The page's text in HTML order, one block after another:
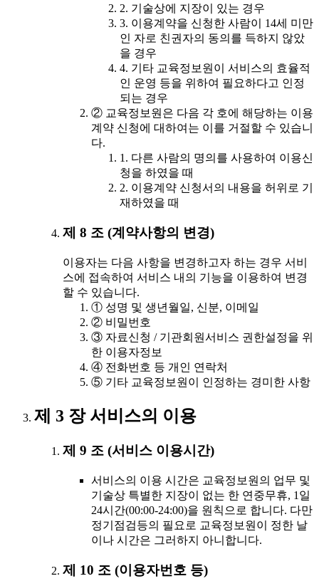
2. 기술상에 지장이 있는 경우
3. 이용계약을 신청한 사람이 14세 미만
인 자로 친권자의 동의를 득하지 않았
을 경우
4. 기타 교육정보원이 서비스의 효율적
인 운영 등을 위하여 필요하다고 인정
되는 경우
② 교육정보원은 다음 각 호에 해당하는 이용
계약 신청에 대하여는 이를 거절할 수 있습니
다.
1. 다른 사람의 명의를 사용하여 이용신
청을 하였을 때
2. 이용계약 신청서의 내용을 허위로 기
재하였을 때
제 8 조 (계약사항의 변경)
이용자는 다음 사항을 변경하고자 하는 경우 서비
스에 접속하여 서비스 내의 기능을 이용하여 변경
할 수 있습니다.
① 성명 및 생년월일, 신분, 이메일
② 비밀번호
③ 자료신청 / 기관회원서비스 권한설정을 위
한 이용자정보
④ 전화번호 등 개인 연락처
⑤ 기타 교육정보원이 인정하는 경미한 사항
제 3 장 서비스의 이용
제 9 조 (서비스 이용시간)
서비스의 이용 시간은 교육정보원의 업무 및
기술상 특별한 지장이 없는 한 연중무휴, 1일
24시간(00:00-24:00)을 원칙으로 합니다. 다만
정기점검등의 필요로 교육정보원이 정한 날
이나 시간은 그러하지 아니합니다.
제 10 조 (이용자번호 등)